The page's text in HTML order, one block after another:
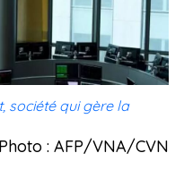
société qui gère la
Photo : AFP/VNA/CVN